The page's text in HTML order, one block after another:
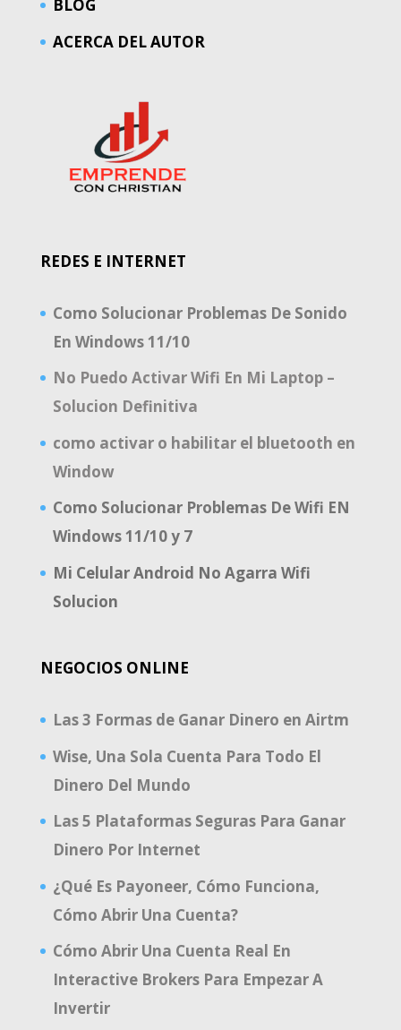
BLOG
ACERCA DEL AUTOR
REDES E INTERNET
Como Solucionar Problemas De Sonido
En Windows 11/10
No Puedo Activar Wifi En Mi Laptop –
Solucion Definitiva
como activar o habilitar el bluetooth en
Window
Como Solucionar Problemas De Wifi EN
Windows 11/10 y 7
Mi Celular Android No Agarra Wifi
Solucion
NEGOCIOS ONLINE
Las 3 Formas de Ganar Dinero en Airtm
Wise, Una Sola Cuenta Para Todo El
Dinero Del Mundo
Las 5 Plataformas Seguras Para Ganar
Dinero Por Internet
¿Qué Es Payoneer, Cómo Funciona,
Cómo Abrir Una Cuenta?
Cómo Abrir Una Cuenta Real En
Interactive Brokers Para Empezar A
Invertir